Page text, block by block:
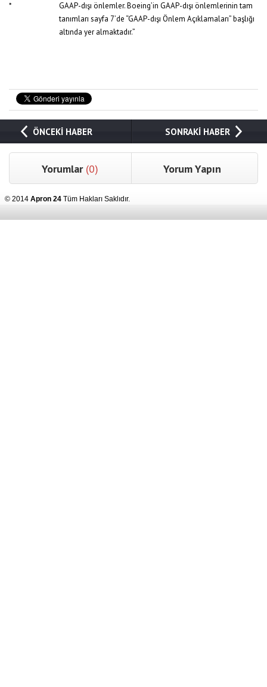
*
GAAP-dışı önlemler. Boeing’in GAAP-dışı önlemlerinin tam
tanımları sayfa 7’de “GAAP-dışı Önlem Açıklamaları” başlığı
altında yer almaktadır.”
ÖNCEKİ HABER SONRAKİ HABER
Yorumlar (0) Yorum Yapın
© 2014 Apron 24 Tüm Hakları Saklıdır.